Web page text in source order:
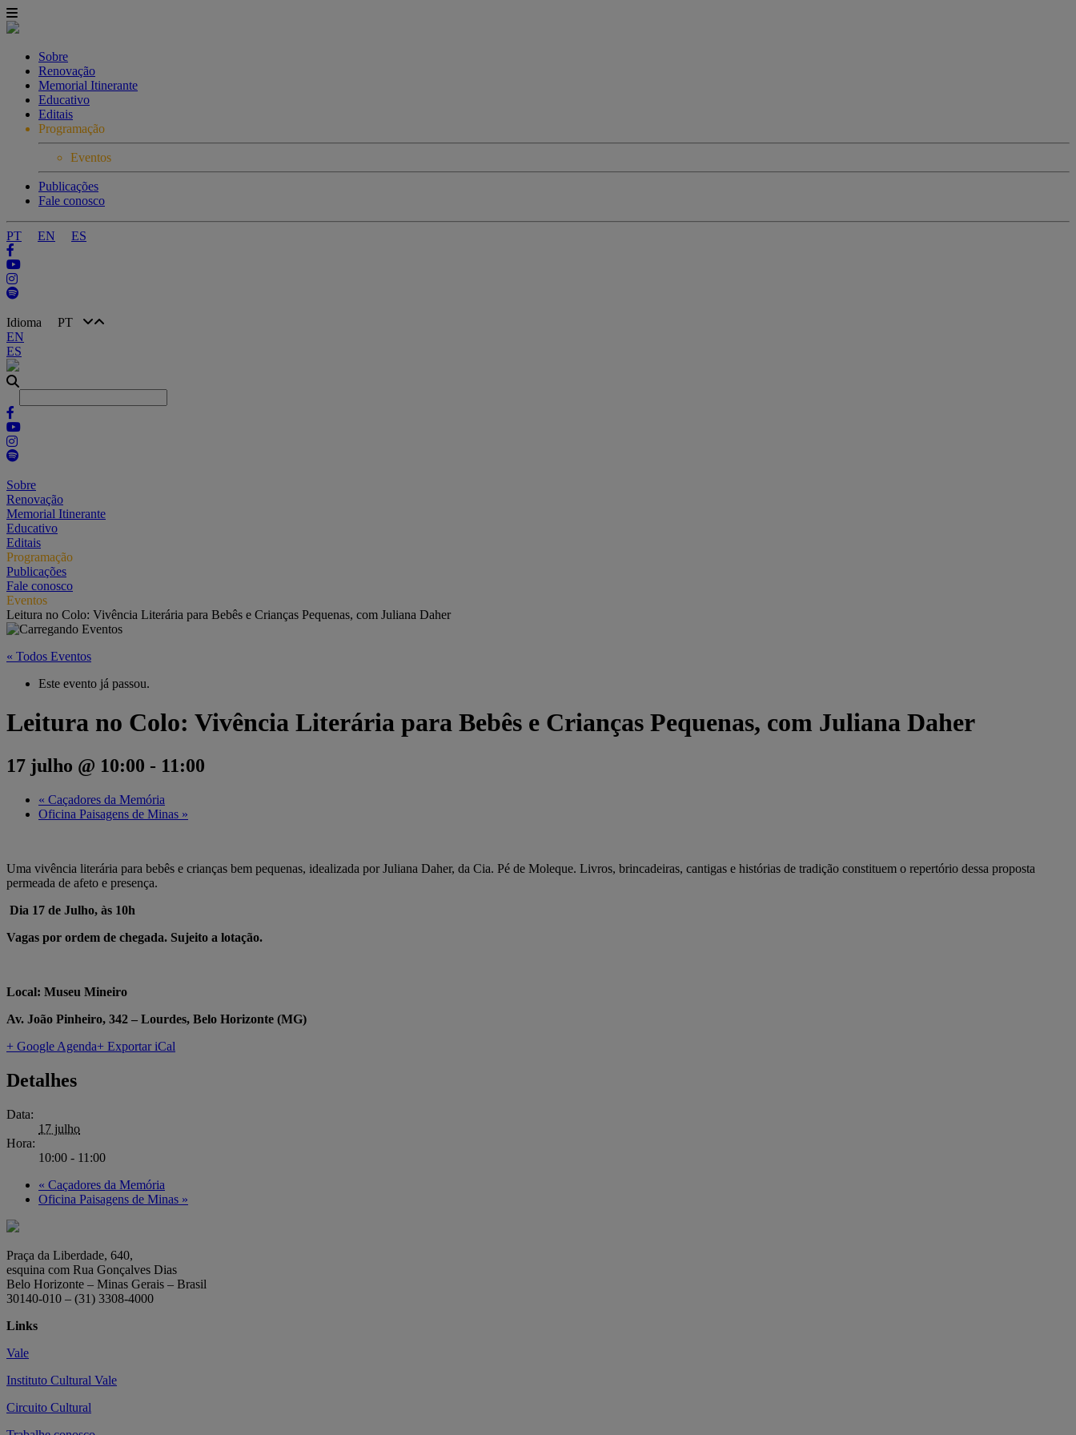
Sobre
Renovação
Memorial Itinerante
Educativo
Editais
Programação
Eventos
Publicações
Fale conosco
PT EN ES
Idioma PT
EN
ES
Sobre
Renovação
Memorial Itinerante
Educativo
Editais
Programação
Publicações
Fale conosco
Eventos
Leitura no Colo: Vivência Literária para Bebês e Crianças Pequenas, com Juliana Daher
« Todos Eventos
Este evento já passou.
Leitura no Colo: Vivência Literária para Bebês e Crianças Pequenas, com Juliana Daher
17 julho @ 10:00 - 11:00
« Caçadores da Memória
Oficina Paisagens de Minas »
Uma vivência literária para bebês e crianças bem pequenas, idealizada por Juliana Daher, da Cia. Pé de Moleque. Livros, brincadeiras, cantigas e histórias de tradição constituem o repertório dessa proposta
permeada de afeto e presença.
Dia 17 de Julho, às 10h
Vagas por ordem de chegada. Sujeito a lotação.
Local: Museu Mineiro
Av. João Pinheiro, 342 – Lourdes, Belo Horizonte (MG)
+ Google Agenda+ Exportar iCal
Detalhes
Data:
17 julho
Hora:
10:00 - 11:00
« Caçadores da Memória
Oficina Paisagens de Minas »
Praça da Liberdade, 640,
esquina com Rua Gonçalves Dias
Belo Horizonte – Minas Gerais – Brasil
30140-010 – (31) 3308-4000
Links
Vale
Instituto Cultural Vale
Circuito Cultural